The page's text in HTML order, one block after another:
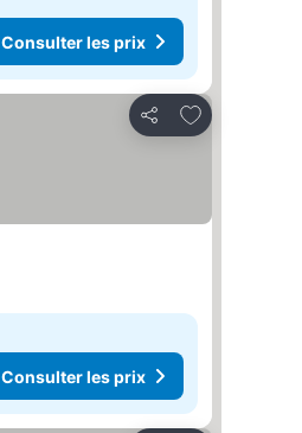
Consulter les prix
Partager
Ajouter à mes
Consulter les prix